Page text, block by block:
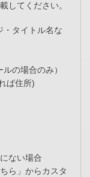
してください。
・タイトル名な
の場合のみ）
ば住所)
ない場合
ら」からカスタ